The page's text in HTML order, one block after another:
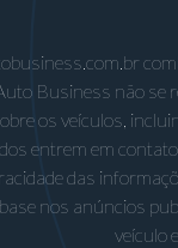
Business não
os veículos,
entrem em
das
nos anúncios
veículo